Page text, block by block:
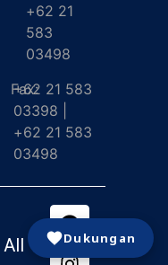
+62 21
583
03498
Fax:
+62 21 583
03398 |
+62 21 583
03498
All
Dukungan